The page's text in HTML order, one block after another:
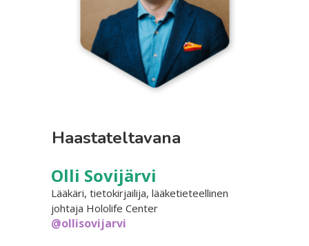
Haastateltavana
Olli Sovijärvi
Lääkäri, tietokirjailija, lääketieteellinen
johtaja Hololife Center
@ollisovijarvi